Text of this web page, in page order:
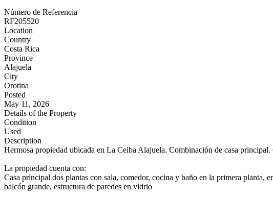
Número de Referencia
RF205520
Location
Country
Costa Rica
Province
Alajuela
City
Orotina
Posted
May 11, 2026
Details of the Property
Condition
Used
Description
Hermosa propiedad ubicada en La Ceiba Alajuela. Combinación de casa
La propiedad cuenta con:
Casa principal dos plantas con sala, comedor, cocina y baño en la primera
balcón grande, estructura de paredes en vidrio